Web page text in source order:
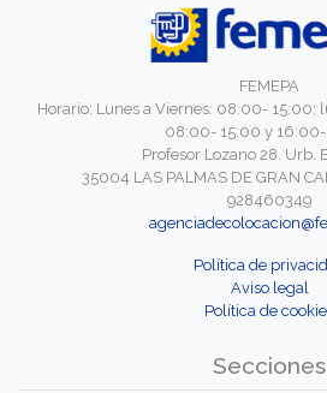
FEMEPA
Horario: Lunes a Viernes: 08:00- 15:00;
08:00- 15:00 y
Profesor Lozano 28. Urb.
35004 LAS PALMAS DE GRAN
928460349
Política de
Aviso legal
Política de
Secciones